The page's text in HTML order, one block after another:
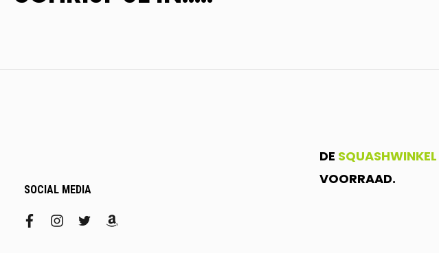
SOCIAL MEDIA
facebookinstagram
twitteramazon
DE SQUASHWINKEL
VOORRAAD.